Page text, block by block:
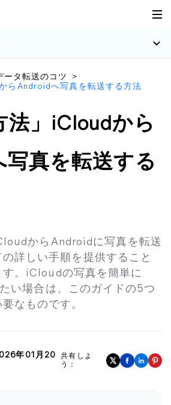
ータ転送のコツ
>
らAndroidへ写真を転送する方法
法」iCloudから
真を転送する
からAndroidに写真を転送
詳しい手順を提供すること
す。iCloudの写真を簡単に
い場合は、このガイドの5つ
なものです。
年01月20
共有しよ
う：